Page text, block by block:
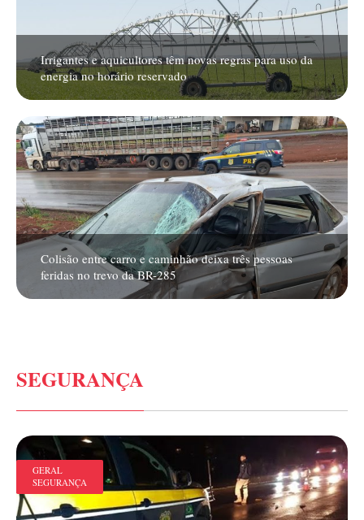
Irrigantes e aquicultores têm novas regras para uso da
energia no horário reservado
Colisão entre carro e caminhão deixa três pessoas
feridas no trevo da BR-285
SEGURANÇA
GERAL
SEGURANÇA